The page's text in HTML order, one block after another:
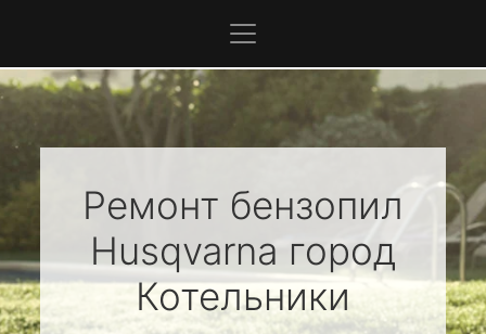
Ремонт бензопил
Husqvarna город
Котельники